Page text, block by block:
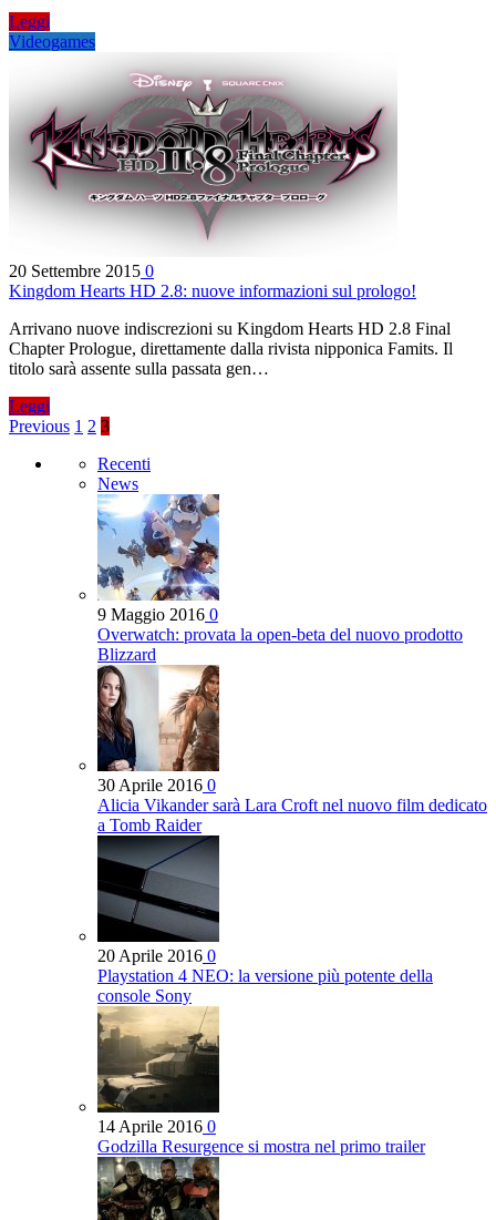
Leggi
Videogames
20 Settembre 2015 0
Kingdom Hearts HD 2.8: nuove informazioni sul prologo!
Arrivano nuove indiscrezioni su Kingdom Hearts HD 2.8 Final
Chapter Prologue, direttamente dalla rivista nipponica Famits. Il
titolo sarà assente sulla passata gen…
Leggi
Previous 1 2 3
Recenti
News
9 Maggio 2016 0
Overwatch: provata la open-beta del nuovo prodotto
Blizzard
30 Aprile 2016 0
Alicia Vikander sarà Lara Croft nel nuovo film dedicato
a Tomb Raider
20 Aprile 2016 0
Playstation 4 NEO: la versione più potente della
console Sony
14 Aprile 2016 0
Godzilla Resurgence si mostra nel primo trailer